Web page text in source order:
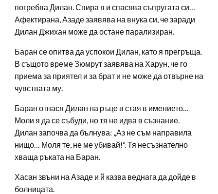
погребва Дилан. Спира я и спасява съпругата си…
Афектирана, Азаде заявява на внука си, че заради
Дилан Джихан може да остане парализиран.
Баран се опитва да успокои Дилан, като я прегръща.
В същото време Зюмрут заявява на Харун, че го
приема за приятел и за брат и не може да отвърне на
чувствата му.
Баран отнася Дилан на ръце в стая в имението…
Моли я да се събуди, но тя не идва в съзнание.
Дилан започва да бълнува: „Аз не съм направила
нищо… Моля те, не ме убивай!“. Тя несъзнателно
хваща ръката на Баран.
Хасан звъни на Азаде и й казва веднага да дойде в
болницата.